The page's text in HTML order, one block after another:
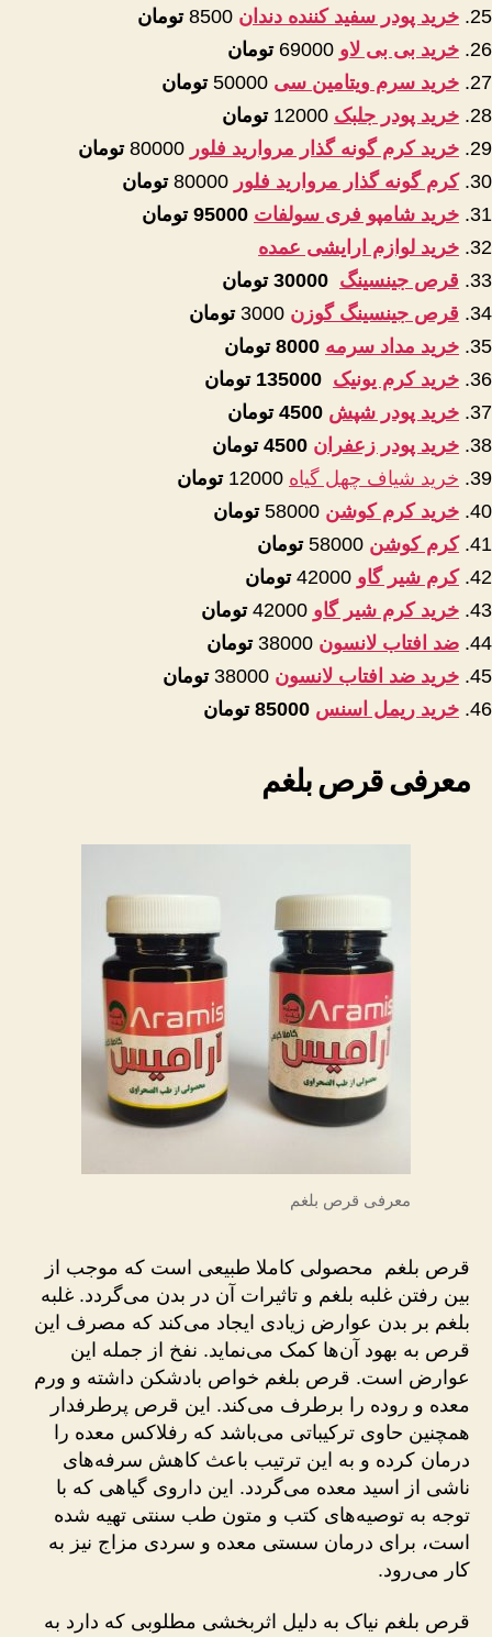
خرید پودر سفید کننده دندان
تومان
خرید بی بی لاو
تومان
خرید سرم ویتامین سی
تومان
خرید پودر جلبک
تومان
خرید کرم گونه گذار مروارید فلور
تومان
کرم گونه گذار مروارید فلور
تومان
خرید شامپو فری سولفات
خرید لوازم ارایشی عمده
قرص جینسینگ
قرص جینسینگ گوزن
تومان
خرید مداد سرمه
خرید کرم یونیک
خرید پودر شپش
خرید پودر زعفران
خرید شیاف چهل گیاه
تومان
خرید کرم کوشن
تومان
کرم کوشن
تومان
کرم شیر گاو
تومان
خرید کرم شیر گاو
تومان
ضد افتاب لانسون
تومان
خرید ضد افتاب لانسون
تومان
خرید ریمل اسنس
معرفی قرص بلغم
معرفی قرص بلغم
قرص بلغم محصولی کاملا طبیعی است که موجب از
بین رفتن غلبه بلغم و تاثیرات آن در بدن می‌گردد. غلبه
بلغم بر بدن عوارض زیادی ایجاد می‌کند که مصرف این
قرص به بهود آن‌ها کمک می‌نماید. نفخ از جمله این
عوارض است. قرص بلغم خواص بادشکن داشته و ورم
معده و روده را برطرف می‌کند. این قرص پرطرفدار
همچنین حاوی ترکیباتی می‌باشد که رفلاکس معده را
درمان کرده و به این ترتیب باعث کاهش سرفه‌های
ناشی از اسید معده می‌گردد. این داروی گیاهی که با
توجه به توصیه‌های کتب و متون طب سنتی تهیه شده
است، برای درمان سستی معده و سردی مزاج نیز به
کار می‌رود.
قرص بلغم نیاک به دلیل اثربخشی مطلوبی که دارد به